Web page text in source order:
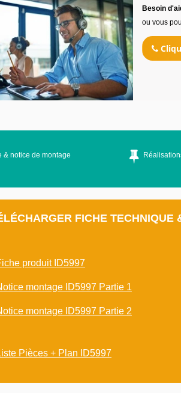
Besoin
ou vous
& notice de montage
FICHE TECHNIQUE
produit ID5997
montage ID5997 Partie 1
montage ID5997 Partie 2
Pièces + Plan ID5997